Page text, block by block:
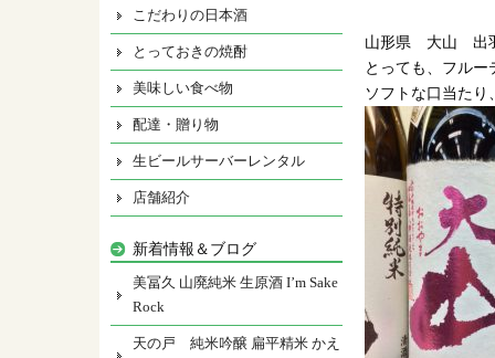
山形県 大山 出
とっても、フルー
ソフトな口当たり
こだわりの日本酒
とっておきの焼酎
美味しい食べ物
配達・贈り物
生ビールサーバーレンタル
店舗紹介
新着情報＆ブログ
美冨久 山廃純米 生原酒 I’m Sake
Rock
天の戸 純米吟醸 扁平精米 かえ